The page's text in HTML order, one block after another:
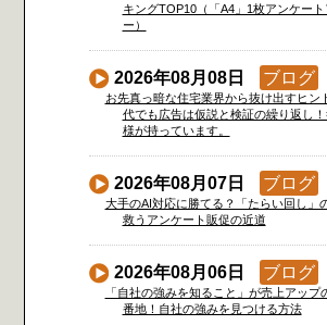
キングTOP10（「A4」1枚アンケー
ー）
2026年08月08日 ブログ
お先真っ暗な住宅業界から抜け出すヒン
代でも広告は仮説と検証の繰り返し
様が持っています。
2026年08月07日 ブログ
大手のAI対応に勝てる？「たらい回し」
救うアンケート販促の近道
2026年08月06日 ブログ
「自社の強みを知ること」が売上アップ
番地！自社の強みを見つける方法